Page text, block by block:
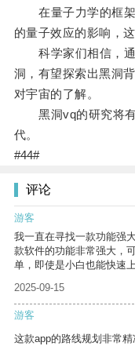
在量子力学的框架
的量子效应的影响，
科学家们相信，通
洞，有望探索出黑洞
对宇宙的了解。
黑洞vq的研究将有
代。
#44#
评论
游客
我一直在寻找一款功能强
款软件的功能非常强大，
单，即使是小白也能快速上
2025-09-15
游客
这款app的路线规划非常精